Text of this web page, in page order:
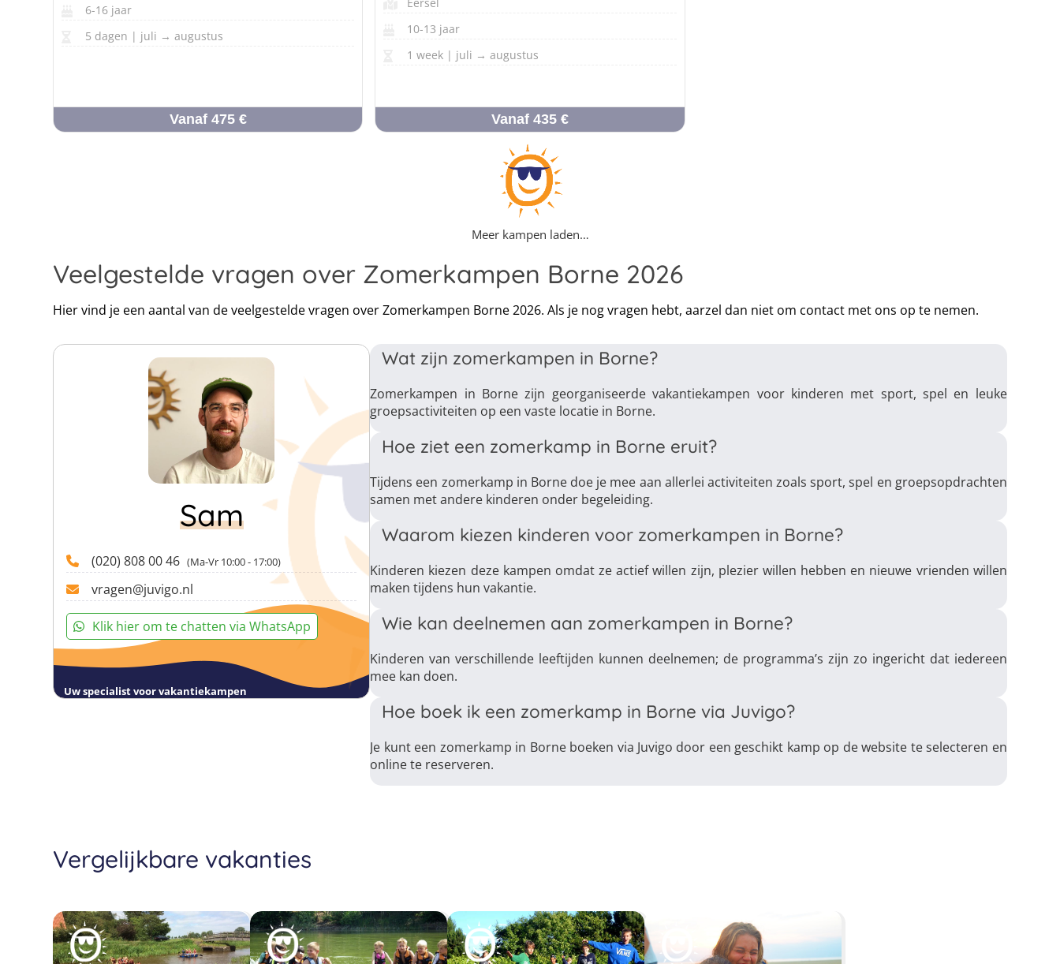
6-16 jaar
5 dagen | juli → augustus
Vanaf 475 €
10-13 jaar
1 week | juli → augustus
Vanaf 435 €
Meer kampen laden…
Veelgestelde vragen over Zomerkampen Borne 2026
Hier vind je een aantal van de veelgestelde vragen over Zomerkampen Borne 2026. Als je nog vragen hebt, aarzel dan niet om contact met ons op te nemen.
Sam
(020) 808 00 46 (Ma-Vr 10:00 - 17:00)
vragen@juvigo.nl
Klik hier om te chatten via WhatsApp
Uw specialist voor vakantiekampen
Wat zijn zomerkampen in Borne?
Zomerkampen in Borne zijn georganiseerde vakantiekampen voor kinderen met sport, spel en leuke
groepsactiviteiten op een vaste locatie in Borne.
Hoe ziet een zomerkamp in Borne eruit?
Tijdens een zomerkamp in Borne doe je mee aan allerlei activiteiten zoals sport, spel en groepsopdrachten
samen met andere kinderen onder begeleiding.
Waarom kiezen kinderen voor zomerkampen in Borne?
Kinderen kiezen deze kampen omdat ze actief willen zijn, plezier willen hebben en nieuwe vrienden willen
maken tijdens hun vakantie.
Wie kan deelnemen aan zomerkampen in Borne?
Kinderen van verschillende leeftijden kunnen deelnemen; de programma’s zijn zo ingericht dat iedereen
mee kan doen.
Hoe boek ik een zomerkamp in Borne via Juvigo?
Je kunt een zomerkamp in Borne boeken via Juvigo door een geschikt kamp op de website te selecteren en
online te reserveren.
Vergelijkbare vakanties